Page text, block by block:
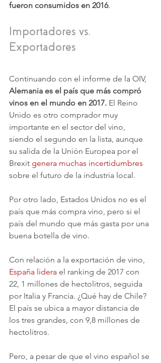
fueron consumidos en 2016.
Importadores vs.
Exportadores
Continuando con el informe de la OIV,
Alemania es el país que más compró
vinos en el mundo en 2017. El Reino
Unido es otro comprador muy
importante en el sector del vino,
siendo el segundo en la lista, aunque
su salida de la Unión Europea por el
Brexit genera muchas incertidumbres
sobre el futuro de la industria local.
Por otro lado, Estados Unidos no es el
país que más compra vino, pero si el
país del mundo que más gasta por una
buena botella de vino.
Con relación a la exportación de vino,
España lidera el ranking de 2017 con
22, 1 millones de hectolitros, seguida
por Italia y Francia. ¿Qué hay de Chile?
El país se ubica a mayor distancia de
los tres grandes, con 9,8 millones de
hectolitros.
Pero, a pesar de que el vino español se